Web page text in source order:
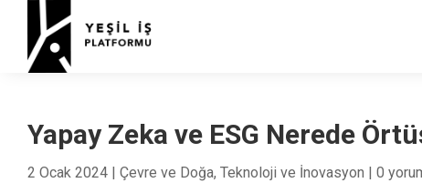
Yapay Zeka ve ESG Nerede
2 Ocak 2024 | Çevre ve Doğa, Teknoloji ve İnovasyon | 0